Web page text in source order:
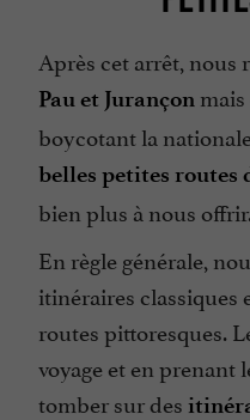
Après cet arrêt,
Pau et Jurançon
boycotant la
belles petites routes
bien plus à nous
En règle générale,
itinéraires classiques
routes pittoresques.
voyage et en prenant
tomber sur des